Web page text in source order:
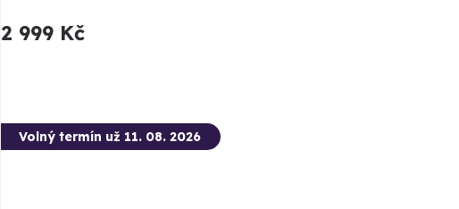
2 999 Kč
Volný termín už 11. 08. 2026